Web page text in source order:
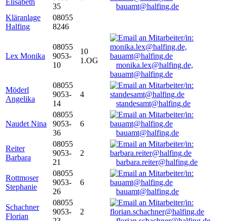
Elisabeth
35
bauamt@halfing.de
Kläranlage
Halfing
08055
8246
Lex Monika
08055
9053-
10
10
1.OG
monika.lex@halfing.de,
bauamt@halfing.de
Möderl
Angelika
08055
9053-
14
4
standesamt@halfing.de
Naudet Nina
08055
9053-
36
6
bauamt@halfing.de
Reiter
Barbara
08055
9053-
21
2
barbara.reiter@halfing.de
Rottmoser
Stephanie
08055
9053-
26
6
bauamt@halfing.de
Schachner
Florian
08055
9053-
2